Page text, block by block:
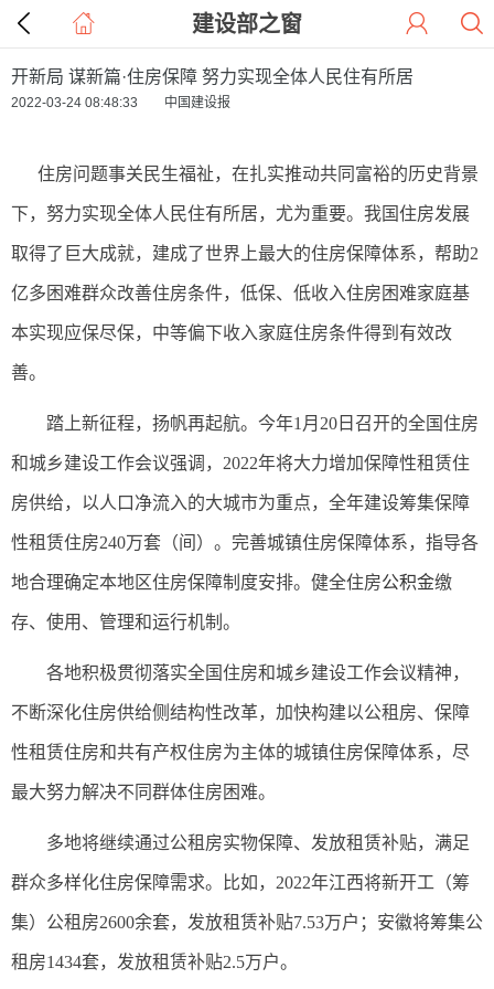
建设部之窗
开新局 谋新篇·住房保障 努力实现全体人民住有所居
2022-03-24 08:48:33 中国建设报
住房问题事关民生福祉，在扎实推动共同富裕的历史背景
下，努力实现全体人民住有所居，尤为重要。我国住房发展
取得了巨大成就，建成了世界上最大的住房保障体系，帮助2
亿多困难群众改善住房条件，低保、低收入住房困难家庭基
本实现应保尽保，中等偏下收入家庭住房条件得到有效改
善。
踏上新征程，扬帆再起航。今年1月20日召开的全国住房
和城乡建设工作会议强调，2022年将大力增加保障性租赁住
房供给，以人口净流入的大城市为重点，全年建设筹集保障
性租赁住房240万套（间）。完善城镇住房保障体系，指导各
地合理确定本地区住房保障制度安排。健全住房公积金缴
存、使用、管理和运行机制。
各地积极贯彻落实全国住房和城乡建设工作会议精神，
不断深化住房供给侧结构性改革，加快构建以公租房、保障
性租赁住房和共有产权住房为主体的城镇住房保障体系，尽
最大努力解决不同群体住房困难。
多地将继续通过公租房实物保障、发放租赁补贴，满足
群众多样化住房保障需求。比如，2022年江西将新开工（筹
集）公租房2600余套，发放租赁补贴7.53万户；安徽将筹集公
租房1434套，发放租赁补贴2.5万户。